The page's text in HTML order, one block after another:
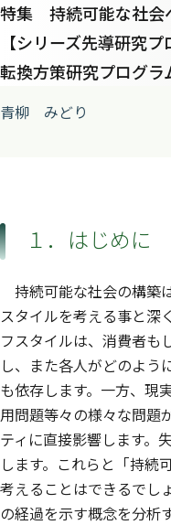
ドウで開きます）
ンドウで開きます）
ウインドウで開きます
特集 持続可能な社会
【シリーズ先導研究
転換方策研究プログラ
青柳 みどり
１．はじめに
持続可能な社会の構築
スタイルを考える事と深
フスタイルは、消費者も
し、また各人がどのよう
も依存します。一方、現
用問題等々の様々な問題
ティに直接影響します。
します。これらと「持続
考えることはできるでし
の経過を示す概念を分析